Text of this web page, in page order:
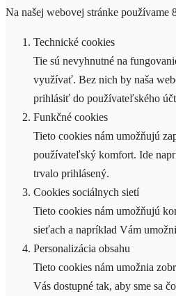
Na našej webovej stránke používame
Technické cookies
Tie sú nevyhnutné na
využívať. Bez nich by naša
prihlásiť do používateľského
Funkčné cookies
Tieto cookies nám umožňujú
používateľský komfort. Ide
trvalo prihlásený.
Cookies sociálnych sietí
Tieto cookies nám umožňujú
sieťach a napríklad Vám
Personalizácia obsahu
Tieto cookies nám umožnia
Vás dostupné tak, aby sme sa